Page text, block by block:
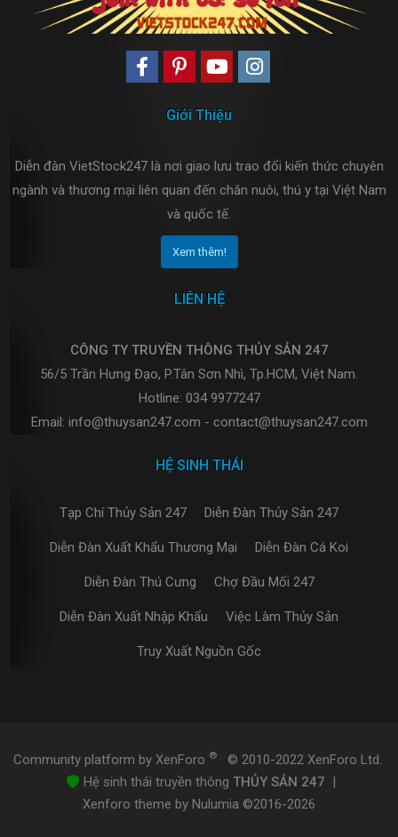
Giới Thiệu
Diễn đàn VietStock247 là nơi giao lưu trao đổi kiến thức chuyên
ngành và thương mại liên quan đến chăn nuôi, thú y tại Việt Nam
và quốc tế.
Xem thêm!
LIÊN HỆ
CÔNG TY TRUYỀN THÔNG THỦY SẢN 247
56/5 Trần Hưng Đạo, P.Tân Sơn Nhì, Tp.HCM, Việt Nam.
Hotline: 034 9977247
Email: info@thuysan247.com - contact@thuysan247.com
HỆ SINH THÁI
Tạp Chí Thủy Sản 247 Diễn Đàn Thủy Sản 247
Diễn Đàn Xuất Khẩu Thương Mại Diễn Đàn Cá Koi
Diễn Đàn Thú Cưng Chợ Đầu Mối 247
Diễn Đàn Xuất Nhập Khẩu Việc Làm Thủy Sản
Truy Xuất Nguồn Gốc
Community platform by XenForo ®
© 2010-2022 XenForo Ltd.
Hệ sinh thái truyền thông THỦY SẢN 247 |
Xenforo theme by Nulumia ©2016-2026